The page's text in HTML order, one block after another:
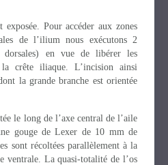
Pour accéder aux zones
de l’ilium nous exécutons 2
dorsales) en vue de libérer les
crête iliaque. L’incision ainsi
la grande branche est orientée
le long de l’axe central de l’aile
gouge de Lexer de 10 mm de
sont récoltées parallèlement à la
ventrale. La quasi-totalité de l’os